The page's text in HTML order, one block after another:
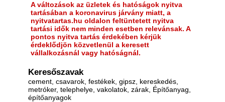
A változások az üzletek és hatóságok nyitva
tartásában a koronavirus járvány miatt, a
nyitvatartas.hu oldalon feltüntetett nyitva
tartási idők nem minden esetben relevánsak. A
pontos nyitva tartás érdekében kérjük
érdeklődjön közvetlenül a keresett
vállalkozásnál vagy hatóságnál.
Keresőszavak
cement, csavarok, festékek, gipsz, kereskedés,
metróker, telephelye, vakolatok, zárak, Építőanyag,
építőanyagok